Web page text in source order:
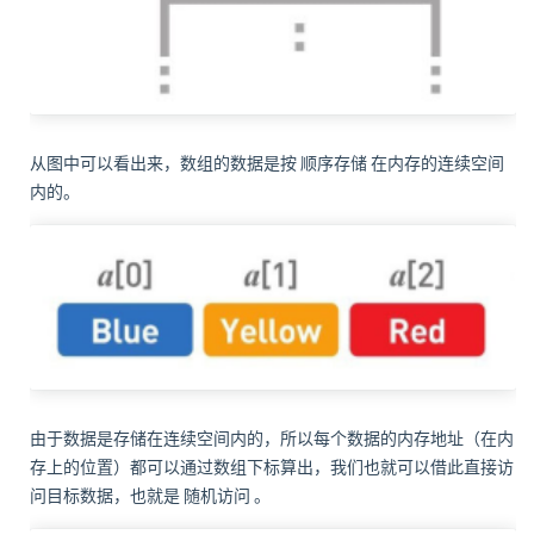
从图中可以看出来，数组的数据是按 顺序存储 在内存的连续空间
内的。
由于数据是存储在连续空间内的，所以每个数据的内存地址（在内
存上的位置）都可以通过数组下标算出，我们也就可以借此直接访
问目标数据，也就是 随机访问 。